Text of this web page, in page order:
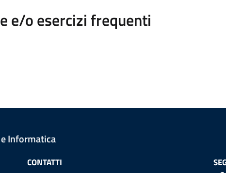
e/o esercizi frequenti
Informatica
CONTATTI